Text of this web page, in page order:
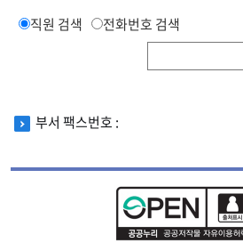
직원 검색 전화번호 검색
부서 팩스번호 :